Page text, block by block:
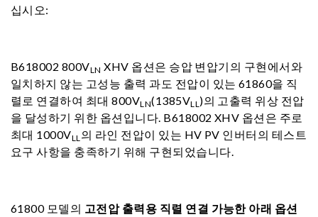
십시오:
B618002 800VLN XHV 옵션은 승압 변압기의 구현에서와
일치하지 않는 고성능 출력 과도 전압이 있는 61860을 직
렬로 연결하여 최대 800VLN(1385VLL )의 고출력 위상 전압
을 달성하기 위한 옵션입니다. B618002 XHV 옵션은 주로
최대 1000VLL 의 라인 전압이 있는 HV PV 인버터의 테스트
요구 사항을 충족하기 위해 구현되었습니다.
61800 모델의 고전압 출력용 직렬 연결 가능한 아래 옵션